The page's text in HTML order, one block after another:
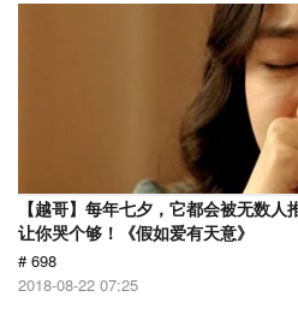
【越哥】每年七夕，它都会被无数
让你哭个够！《假如爱有天意》
# 698
2018-08-22 07:25